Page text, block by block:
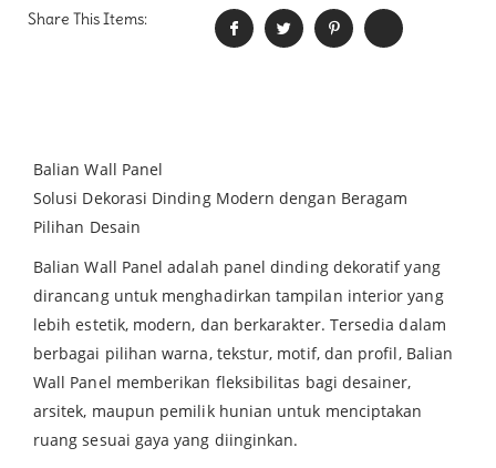
Share This Items:
Balian Wall Panel
Solusi Dekorasi Dinding Modern dengan Beragam
Pilihan Desain
Balian Wall Panel adalah panel dinding dekoratif yang
dirancang untuk menghadirkan tampilan interior yang
lebih estetik, modern, dan berkarakter. Tersedia dalam
berbagai pilihan warna, tekstur, motif, dan profil, Balian
Wall Panel memberikan fleksibilitas bagi desainer,
arsitek, maupun pemilik hunian untuk menciptakan
ruang sesuai gaya yang diinginkan.